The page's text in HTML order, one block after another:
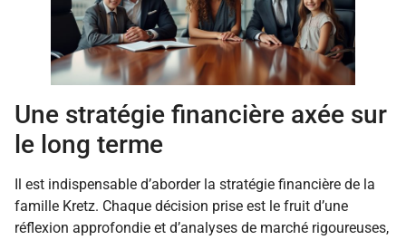
Une stratégie financière axée sur
le long terme
Il est indispensable d’aborder la stratégie financière de la
famille Kretz. Chaque décision prise est le fruit d’une
réflexion approfondie et d’analyses de marché rigoureuses,